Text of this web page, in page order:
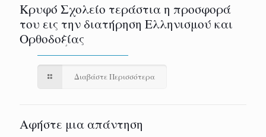
Κρυφό Σχολείο τεράστια η προσφορά
του εις την διατήρηση Ελληνισμού και
Ορθοδοξίας
Διαβάστε Περισσότερα
Αφήστε μια απάντηση